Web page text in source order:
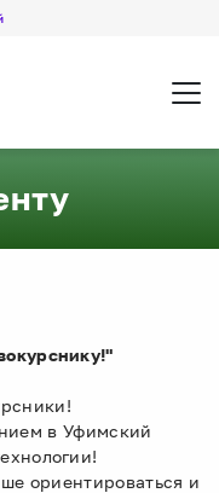
в Уфимский
ориентироваться и